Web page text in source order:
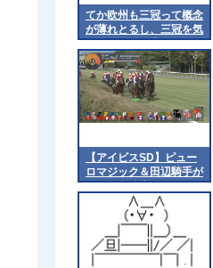
てか欧州も三冠って概念
が薄れとるし、三冠を気
にするのは日本くらいに
なるんやろか 他
【アイビスSD】ピュー
ロマジック＆田辺騎手が
ｷﾀ━━━━(ﾟ
∀ﾟ)━━━━!!